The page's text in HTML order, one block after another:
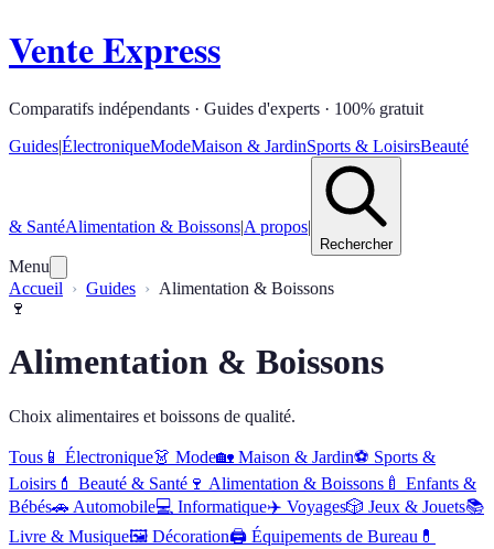
Vente Express
Comparatifs indépendants · Guides d'experts · 100% gratuit
Guides|ÉlectroniqueModeMaison & JardinSports & LoisirsBeauté
& SantéAlimentation & Boissons|A propos|
Rechercher
Menu
Accueil
Guides
Alimentation & Boissons
🍷
Alimentation & Boissons
Choix alimentaires et boissons de qualité.
Tous 📱 Électronique👗 Mode🏡 Maison & Jardin⚽ Sports &
Loisirs 💄 Beauté & Santé 🍷 Alimentation & Boissons 🍼 Enfants &
Bébés🚗 Automobile💻 Informatique✈️ Voyages🎲 Jeux & Jouets📚
Livre & Musique🖼️ Décoration🖨️ Équipements de Bureau 💊